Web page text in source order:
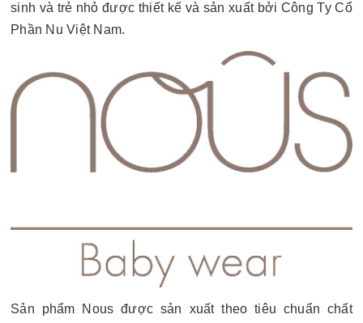
sinh và trẻ nhỏ được thiết kế và sản xuất bởi Công Ty Cổ
Phần Nu Việt Nam.
Sản phẩm Nous được sản xuất theo tiêu chuẩn chất